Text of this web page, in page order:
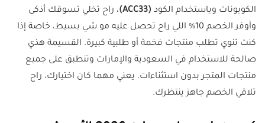
الكوبونات وباستخدام الكود (
ACC33
)، راح تخلي تسوقك أذكى
وأوفر الخصم 10% اللي راح تحصل عليه مو شي بسيط، خاصة إذا
كنت تنوي تطلب منتجات فخمة أو طلبية كبيرة. القسيمة هذي
صالحة للاستخدام في السعودية والإمارات وتنطبق على جميع
منتجات المتجر بدون استثناءات. يعني مهما كان اختيارك، راح
تلاقي الخصم جاهز ينتظرك.